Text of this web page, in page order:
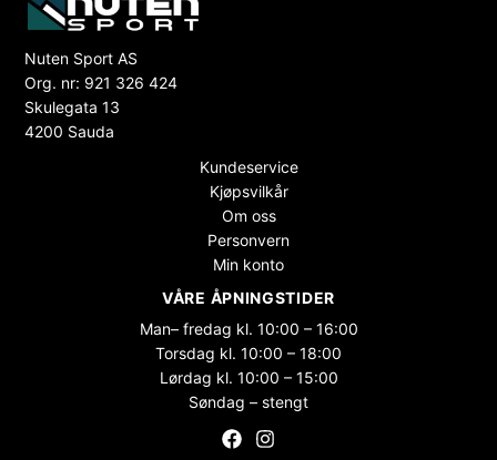
Nuten Sport AS
Org. nr: 921 326 424
Skulegata 13
4200 Sauda
Kundeservice
Kjøpsvilkår
Om oss
Personvern
Min konto
VÅRE ÅPNINGSTIDER
Man– fredag kl. 10:00 – 16:00
Torsdag kl. 10:00 – 18:00
Lørdag kl. 10:00 – 15:00
Søndag – stengt